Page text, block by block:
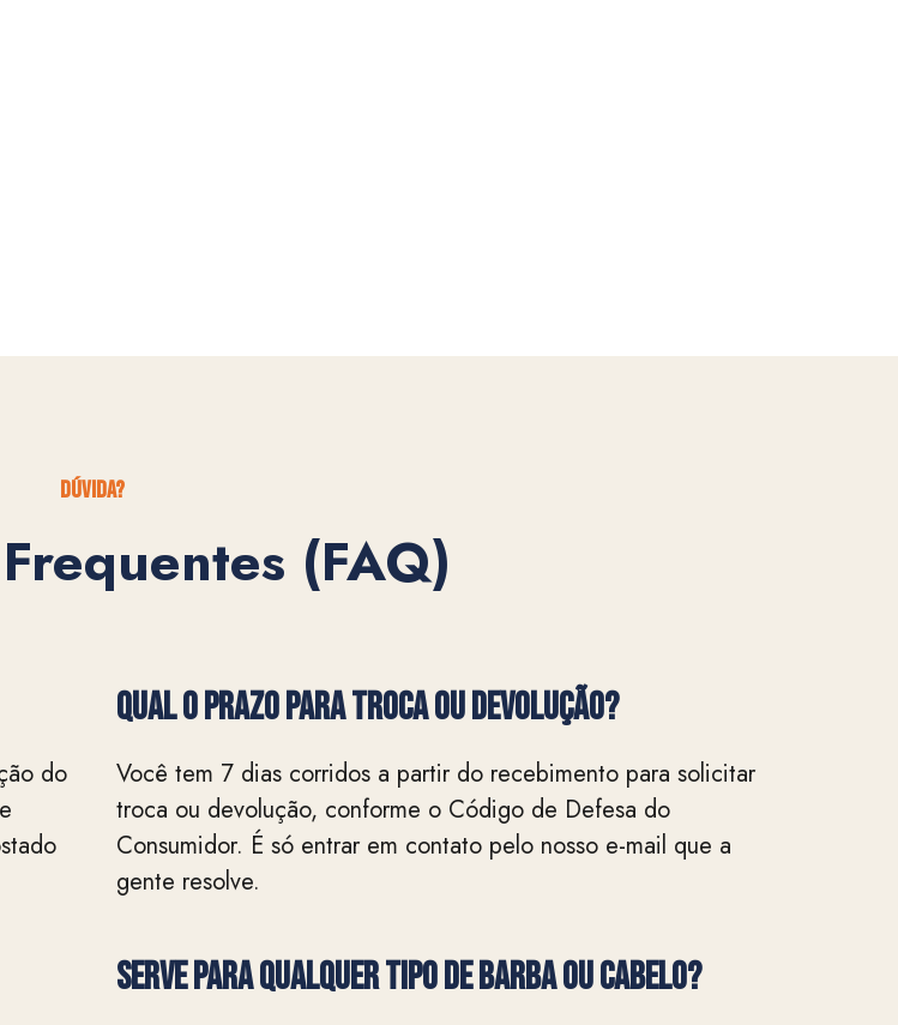
dúvida?
(FAQ)
do
QUAL O PRAZO PARA TROCA OU DEVOLUÇÃO?
Você tem 7 dias corridos a partir do recebimento para solicitar
troca ou devolução, conforme o Código de Defesa do
Consumidor. É só entrar em contato pelo nosso e-mail que a
gente resolve.
Serve para qualquer tipo de barba ou cabelo?